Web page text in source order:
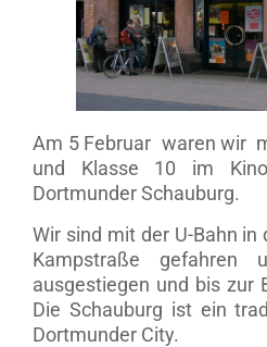
Am 5 Februar waren wir
und Klasse 10 im
Dortmunder Schauburg.
Wir sind mit der U-Bahn in
Kampstraße
ausgestiegen und bis zur
Die Schauburg ist ein
Dortmunder City.